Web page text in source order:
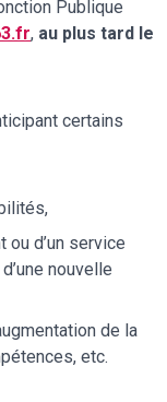
Publique
, au plus tard le
certains
ou d’un service
nouvelle
de la
etc.